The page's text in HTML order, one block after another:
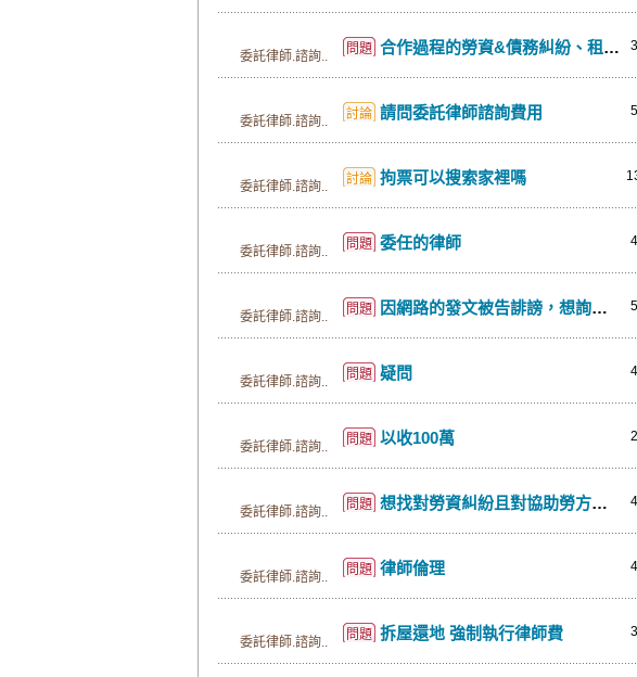
委託律師.諮詢.. 問題 合作過程的勞資&債務糾紛、租賃詐欺
委託律師.諮詢.. 討論 請問委託律師諮詢費用
委託律師.諮詢.. 討論 拘票可以搜索家裡嗎
委託律師.諮詢.. 問題 委任的律師
委託律師.諮詢.. 問題 因網路的發文被告誹謗，想詢問去偵查庭應該做些什麼
委託律師.諮詢.. 問題 疑問
委託律師.諮詢.. 問題 以收100萬
委託律師.諮詢.. 問題 想找對勞資糾紛且對協助勞方擅長的律師諮詢
委託律師.諮詢.. 問題 律師倫理
委託律師.諮詢.. 問題 拆屋還地 強制執行律師費